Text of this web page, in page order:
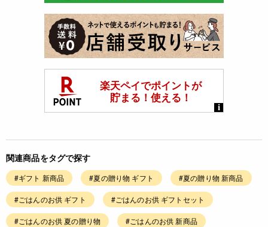
関連商品をタグで探す
#ギフト 新商品 #夏の贈り物 ギフト #夏の贈り物 新商品
#ごはんのお供 ギフト #ごはんのお供 ギフトセット
#ごはんのお供 夏の贈り物 #ごはんのお供 新商品